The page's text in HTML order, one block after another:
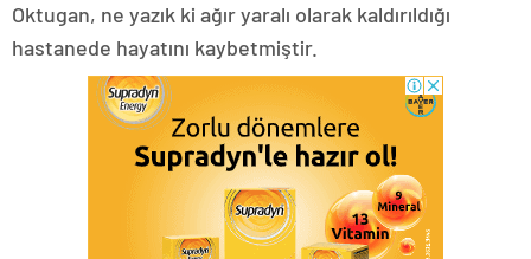
Oktugan, ne yazık ki ağır yaralı olarak kaldırıldığı
hastanede hayatını kaybetmiştir.